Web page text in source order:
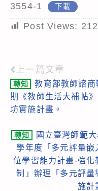
3554-1 下載
Post Views: 212
Read
more
articles
上一篇文章
轉知
教育部教師諮
期《教師生活大補帖
坊實施計畫。
轉知
國立臺灣師範
學年度「多元評量
位學習能力計畫-強化
制」辦理「多元評
施計